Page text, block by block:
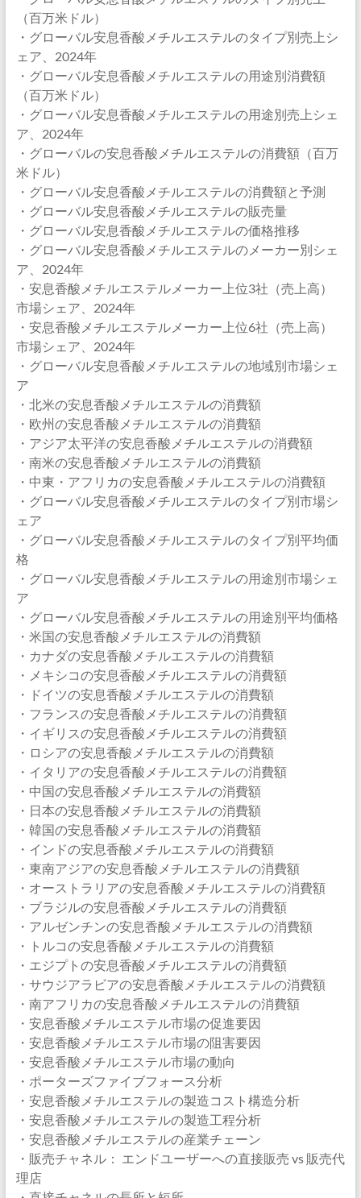
（百万米ドル）
・グローバル安息香酸メチルエステルのタイプ別売上シ
ェア、2024年
・グローバル安息香酸メチルエステルの用途別消費額
（百万米ドル）
・グローバル安息香酸メチルエステルの用途別売上シェ
ア、2024年
・グローバルの安息香酸メチルエステルの消費額（百万
米ドル）
・グローバル安息香酸メチルエステルの消費額と予測
・グローバル安息香酸メチルエステルの販売量
・グローバル安息香酸メチルエステルの価格推移
・グローバル安息香酸メチルエステルのメーカー別シェ
ア、2024年
・安息香酸メチルエステルメーカー上位3社（売上高）
市場シェア、2024年
・安息香酸メチルエステルメーカー上位6社（売上高）
市場シェア、2024年
・グローバル安息香酸メチルエステルの地域別市場シェ
ア
・北米の安息香酸メチルエステルの消費額
・欧州の安息香酸メチルエステルの消費額
・アジア太平洋の安息香酸メチルエステルの消費額
・南米の安息香酸メチルエステルの消費額
・中東・アフリカの安息香酸メチルエステルの消費額
・グローバル安息香酸メチルエステルのタイプ別市場シ
ェア
・グローバル安息香酸メチルエステルのタイプ別平均価
格
・グローバル安息香酸メチルエステルの用途別市場シェ
ア
・グローバル安息香酸メチルエステルの用途別平均価格
・米国の安息香酸メチルエステルの消費額
・カナダの安息香酸メチルエステルの消費額
・メキシコの安息香酸メチルエステルの消費額
・ドイツの安息香酸メチルエステルの消費額
・フランスの安息香酸メチルエステルの消費額
・イギリスの安息香酸メチルエステルの消費額
・ロシアの安息香酸メチルエステルの消費額
・イタリアの安息香酸メチルエステルの消費額
・中国の安息香酸メチルエステルの消費額
・日本の安息香酸メチルエステルの消費額
・韓国の安息香酸メチルエステルの消費額
・インドの安息香酸メチルエステルの消費額
・東南アジアの安息香酸メチルエステルの消費額
・オーストラリアの安息香酸メチルエステルの消費額
・ブラジルの安息香酸メチルエステルの消費額
・アルゼンチンの安息香酸メチルエステルの消費額
・トルコの安息香酸メチルエステルの消費額
・エジプトの安息香酸メチルエステルの消費額
・サウジアラビアの安息香酸メチルエステルの消費額
・南アフリカの安息香酸メチルエステルの消費額
・安息香酸メチルエステル市場の促進要因
・安息香酸メチルエステル市場の阻害要因
・安息香酸メチルエステル市場の動向
・ポーターズファイブフォース分析
・安息香酸メチルエステルの製造コスト構造分析
・安息香酸メチルエステルの製造工程分析
・安息香酸メチルエステルの産業チェーン
・販売チャネル： エンドユーザーへの直接販売 vs 販売代
理店